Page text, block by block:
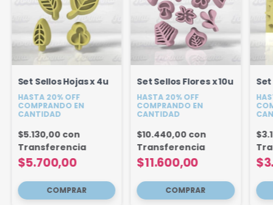
Set Sellos Hojas x 4u
HASTA 20% OFF
COMPRANDO EN
CANTIDAD
$5.700,00
$5.130,00 con
Transferencia
Set Sellos Flores x 10u
HASTA 20% OFF
COMPRANDO EN
CANTIDAD
$11.600,00
$10.440,00 con
Transferencia
Set